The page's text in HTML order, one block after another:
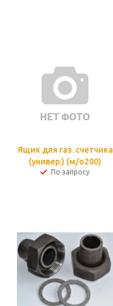
Ящик для газ. счетчика
(универ.) (м/о200)
По запросу